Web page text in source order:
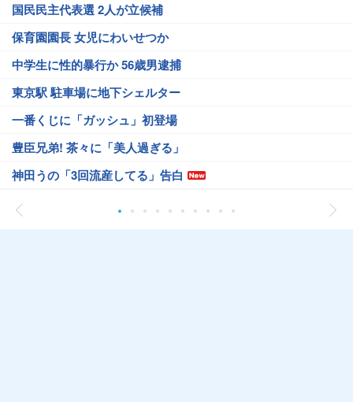
国民民主代表選 2人が立候補
保育園園長 女児にわいせつか
中学生に性的暴行か 56歳男逮捕
東京駅 駐車場に地下シェルター
一番くじに「ガッシュ」初登場
豊臣兄弟! 茶々に「美人過ぎる」
神田うの「3回流産してる」告白